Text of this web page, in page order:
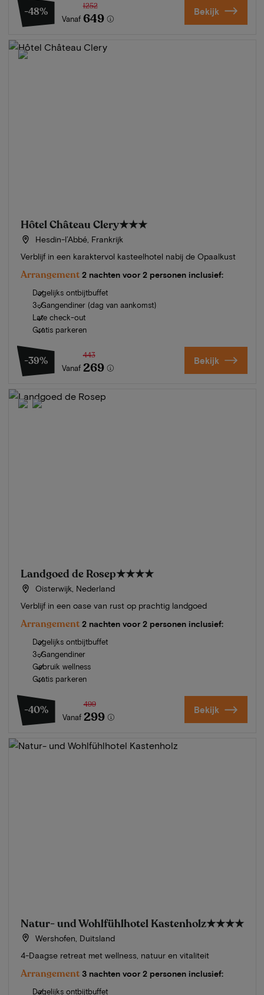
-48%
Vanaf
1252
649 Bekijk
Hôtel Château Clery★★★
Hesdin-l’Abbé, Frankrijk
Verblijf in een karaktervol kasteelhotel nabij de Opaalkust
Arrangement 2 nachten voor 2 personen inclusief:
Dagelijks ontbijtbuffet
3-Gangendiner (dag van aankomst)
Late check-out
Gratis parkeren
-39%
Vanaf
443
269 Bekijk
Landgoed de Rosep★★★★
Oisterwijk, Nederland
Verblijf in een oase van rust op prachtig landgoed
Arrangement 2 nachten voor 2 personen inclusief:
Dagelijks ontbijtbuffet
3-Gangendiner
Gebruik wellness
Gratis parkeren
-40%
Vanaf
499
299 Bekijk
Natur- und Wohlfühlhotel Kastenholz★★★★
Wershofen, Duitsland
4-Daagse retreat met wellness, natuur en vitaliteit
Arrangement 3 nachten voor 2 personen inclusief:
Dagelijks ontbijtbuffet